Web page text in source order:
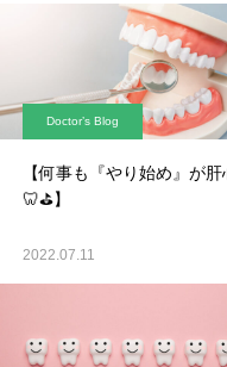
Doctor’s Blog
【何事も『やり始め』が肝
🦷⛳】
2022.07.11